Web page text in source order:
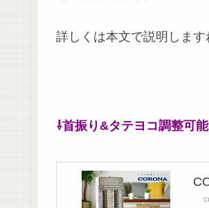
詳しくは本文で説明します
⇩首振り&タテヨコ調整可